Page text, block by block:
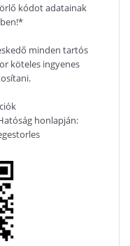
kódot adatainak
minden tartós
köteles ingyenes
honlapján: